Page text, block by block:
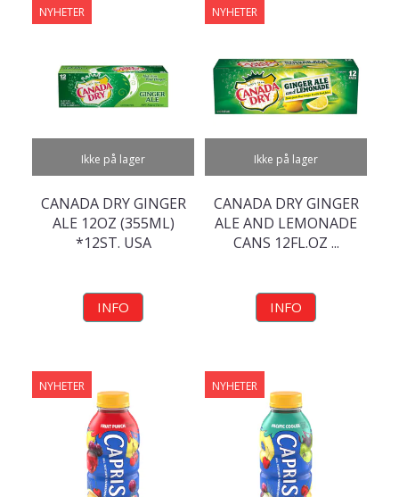
Ikke på lager
NYHETER
CANADA DRY GINGER
ALE 12OZ (355ML)
*12ST. USA
INFO
Ikke på lager
NYHETER
CANADA DRY GINGER
ALE AND LEMONADE
CANS 12FL.OZ ...
INFO
NYHETER NYHETER